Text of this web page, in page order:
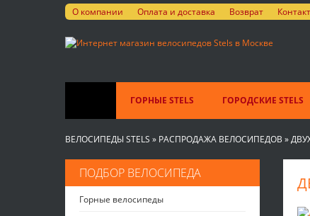
О компании Оплата и доставка Возврат
ГОРНЫЕ STELS ГОРОДСКИЕ STELS
ВЕЛОСИПЕДЫ STELS » РАСПРОДАЖА ВЕЛОСИПЕДОВ »
ПОДБОР ВЕЛОСИПЕДА
Горные велосипеды